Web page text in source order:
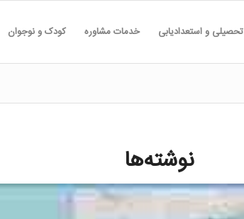
تحصیلی و استعدادیابی خدمات مشاوره کودک و نوجوان
نوشته‌ها